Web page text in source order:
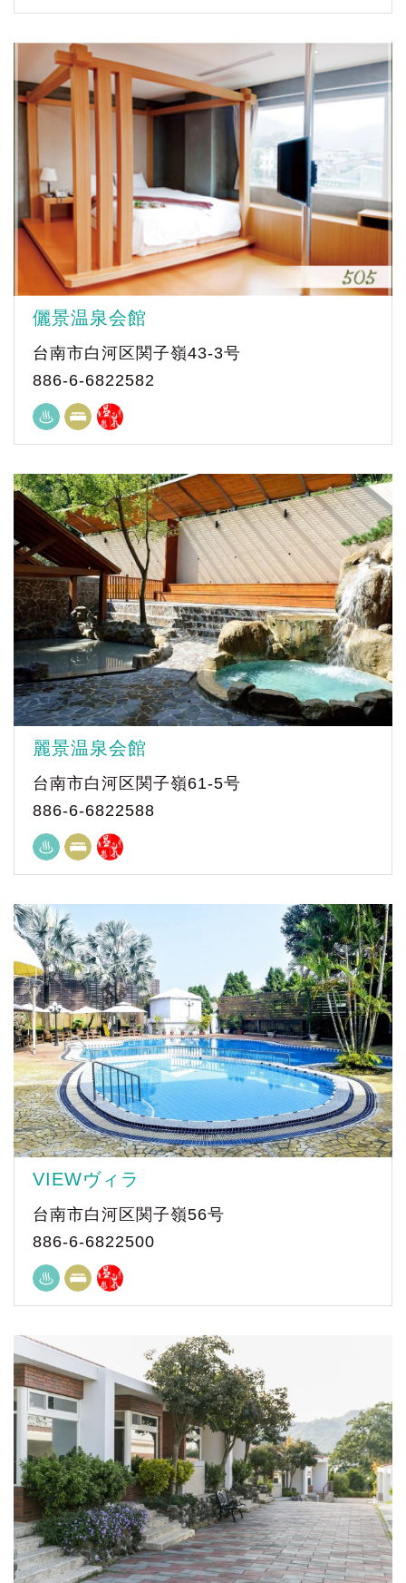
儷景温泉会館
台南市白河区関子嶺43-3号
886-6-6822582
麗景温泉会館
台南市白河区関子嶺61-5号
886-6-6822588
VIEWヴィラ
台南市白河区関子嶺56号
886-6-6822500